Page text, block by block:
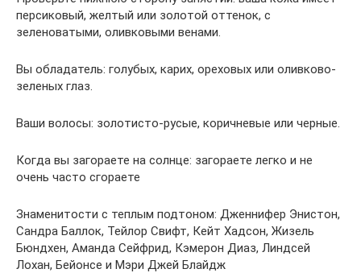
персиковый, желтый или золотой оттенок, с
зеленоватыми, оливковыми венами.
Вы обладатель: голубых, карих, ореховых или оливково-
зеленых глаз.
Ваши волосы: золотисто-русые, коричневые или черные.
Когда вы загораете на солнце: загораете легко и не
очень часто сгораете
Знаменитости с теплым подтоном: Дженнифер Энистон,
Сандра Баллок, Тейлор Свифт, Кейт Хадсон, Жизель
Бюндхен, Аманда Сейфрид, Кэмерон Диаз, Линдсей
Лохан, Бейонсе и Мэри Джей Блайдж